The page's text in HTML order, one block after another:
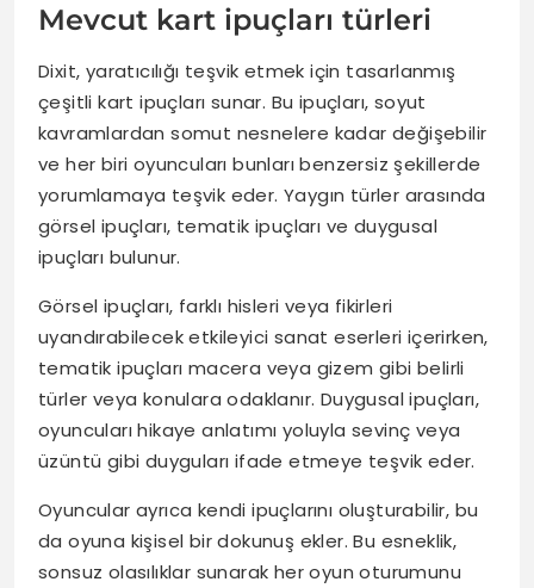
Mevcut kart ipuçları türleri
Dixit, yaratıcılığı teşvik etmek için tasarlanmış
çeşitli kart ipuçları sunar. Bu ipuçları, soyut
kavramlardan somut nesnelere kadar değişebilir
ve her biri oyuncuları bunları benzersiz şekillerde
yorumlamaya teşvik eder. Yaygın türler arasında
görsel ipuçları, tematik ipuçları ve duygusal
ipuçları bulunur.
Görsel ipuçları, farklı hisleri veya fikirleri
uyandırabilecek etkileyici sanat eserleri içerirken,
tematik ipuçları macera veya gizem gibi belirli
türler veya konulara odaklanır. Duygusal ipuçları,
oyuncuları hikaye anlatımı yoluyla sevinç veya
üzüntü gibi duyguları ifade etmeye teşvik eder.
Oyuncular ayrıca kendi ipuçlarını oluşturabilir, bu
da oyuna kişisel bir dokunuş ekler. Bu esneklik,
sonsuz olasılıklar sunarak her oyun oturumunu